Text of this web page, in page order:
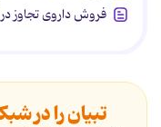
فروش داروی تجاوز
تبیان را در